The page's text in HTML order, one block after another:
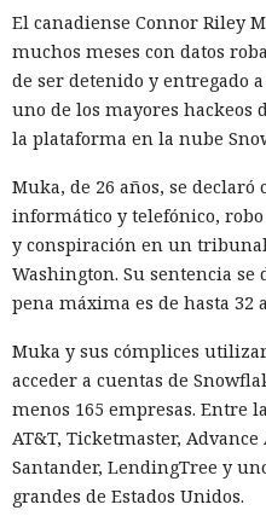
El canadiense Connor Riley
muchos meses con datos
de ser detenido y entregado
uno de los mayores hackeos
la plataforma en la nube
Muka, de 26 años, se
informático y telefónico, robo
y conspiración en un
Washington. Su sentencia se
pena máxima es de hasta 32
Muka y sus cómplices
acceder a cuentas de
menos 165 empresas. Entre
AT&T, Ticketmaster,
Santander, LendingTree y
grandes de Estados Unidos.